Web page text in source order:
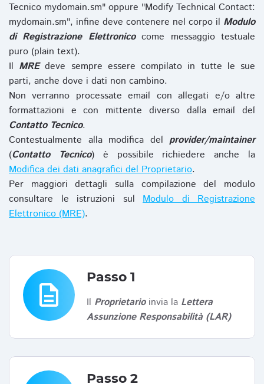
Tecnico mydomain.sm" oppure "Modify Technical Contact:
mydomain.sm", infine deve contenere nel corpo il Modulo
di Registrazione Elettronicocome messaggio testuale
puro (plain text).
Il MREdeve sempre essere compilato in tutte le sue
parti, anche dove i dati non cambino.
Non verranno processate email con allegati e/o altre
formattazioni e con mittente diverso dalla email del
Contatto Tecnico.
Contestualmente alla modifica del provider/maintainer
(Contatto Tecnico) è possibile richiedere anche la
Modifica dei dati anagrafici del Proprietario.
Per maggiori dettagli sulla compilazione del modulo
consultare le istruzioni sul Modulo di Registrazione
Elettronico (MRE).
description
Passo 1
Il Proprietarioinvia la Lettera
Assunzione Responsabilità (LAR)
Passo 2